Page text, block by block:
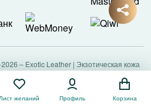
– Exotic Leather | Экзотическая кожа
желаний Профиль Корзина